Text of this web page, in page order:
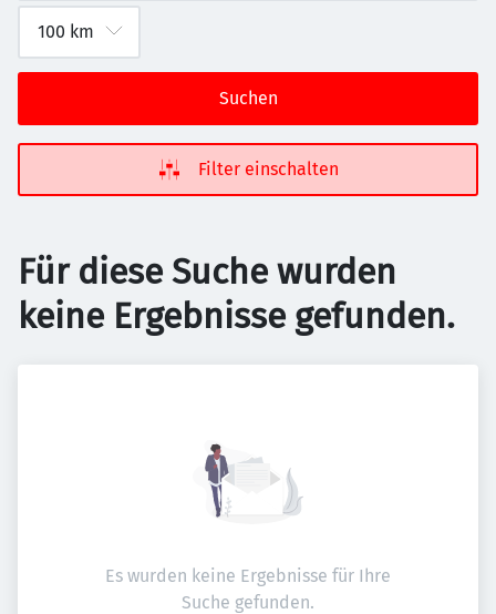
Suchen
Filter einschalten
Für diese Suche wurden
keine Ergebnisse gefunden.
Es wurden keine Ergebnisse für Ihre
Suche gefunden.